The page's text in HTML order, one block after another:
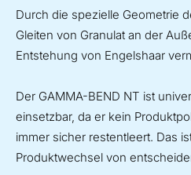
Durch die spezielle Geometrie
Gleiten von Granulat an der
Entstehung von Engelshaar
Der GAMMA-BEND NT ist
einsetzbar, da er kein
immer sicher restentleert. Das
Produktwechsel von